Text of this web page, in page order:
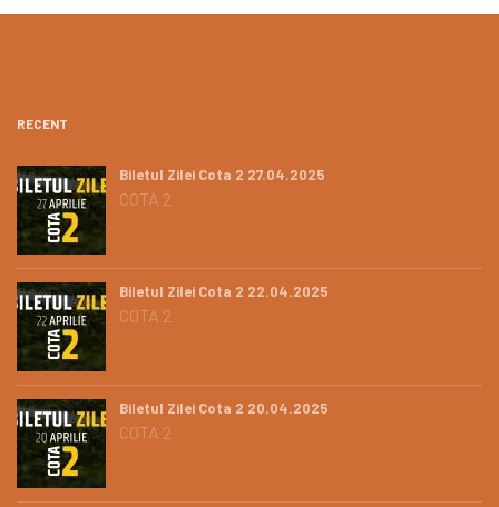
RECENT
Biletul Zilei Cota 2 27.04.2025
COTA 2
Biletul Zilei Cota 2 22.04.2025
COTA 2
Biletul Zilei Cota 2 20.04.2025
COTA 2